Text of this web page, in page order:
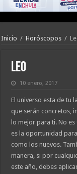
Inicio / Horóscopos /
Leo
10 enero, 2017
El universo esta de tu
que serán concretos,
lo mejor para ti. No
es la oportunidad
como los nuevos.
manera, si por
este año, debes